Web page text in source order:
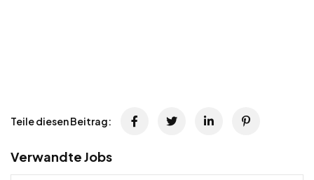
Teile diesen Beitrag:
Verwandte Jobs